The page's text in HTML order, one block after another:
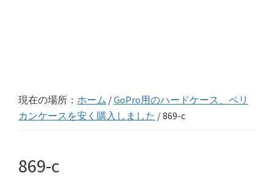
現在の場所： ホーム /GoPro用のハードケース、ペリ
カンケースを安く購入しました /869-c
869-c